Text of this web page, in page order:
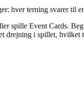
hver terning svarer til
spille Event Cards.
drejning i spillet,